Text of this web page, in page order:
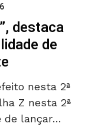
destaca
de
nesta 2ª
Z nesta 2ª
de lançar